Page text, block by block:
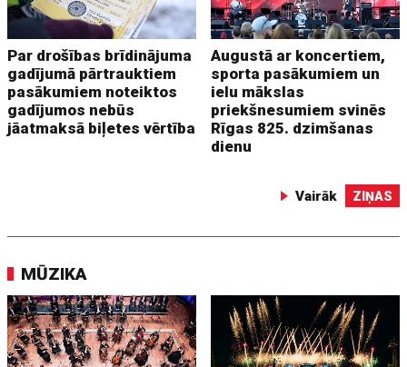
Par drošības brīdinājuma
gadījumā pārtrauktiem
pasākumiem noteiktos
gadījumos nebūs
jāatmaksā biļetes vērtība
Augustā ar koncertiem,
sporta pasākumiem un
ielu mākslas
priekšnesumiem svinēs
Rīgas 825. dzimšanas
dienu
Vairāk ZIŅAS
MŪZIKA